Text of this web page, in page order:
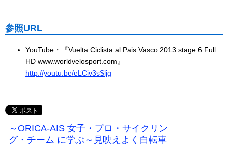
参照URL
YouTube・『Vuelta Ciclista al Pais Vasco 2013 stage 6 Full
HD www.worldvelosport.com』
http://youtu.be/eLCiv3sSljg
～ORICA-AIS 女子・プロ・サイクリン
グ・チーム に学ぶ～見映えよく自転車